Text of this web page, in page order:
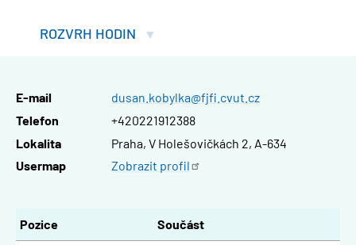
ROZVRH HODIN
E-mail
dusan.kobylka@fjfi.cvut.cz
Telefon
+420221912388
Lokalita
Praha, V Holešovičkách 2, A-634
Usermap
Zobrazit profil
Pozice
Součást